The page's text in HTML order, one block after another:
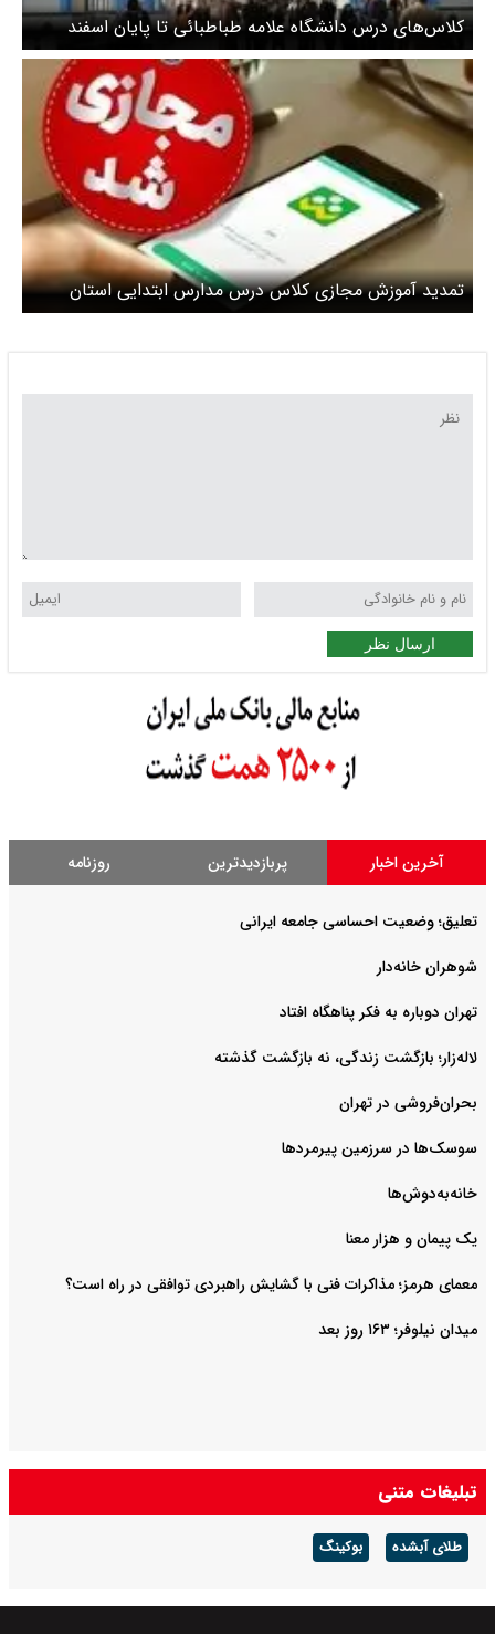
کلاس‌های درس دانشگاه علامه طباطبائی تا پایان اسفند
مجازی شد
تمدید آموزش مجازی کلاس درس مدارس ابتدایی استان
تهران به جز فیروزکوه، رباط کریم، پردیس و ملارد برای فردا
ارسال نظر
آخرین اخبار پربازدیدترین روزنامه
تعلیق؛ وضعیت احساسی جامعه ایرانی
شوهران خانه‌دار
تهران دوباره به فکر پناهگاه افتاد
لاله‌زار؛ بازگشت زندگی، نه بازگشت گذشته
بحران‌فروشی در تهران
سوسک‌ها در سرزمین پیرمردها
خانه‌به‌دوش‌ها
یک پیمان و هزار معنا
معمای هرمز؛ مذاکرات فنی با گشایش راهبردی توافقی در راه است؟
میدان نیلوفر؛ ۱۶۳ روز بعد
تبلیغات متنی
طلای آبشده بوکینگ